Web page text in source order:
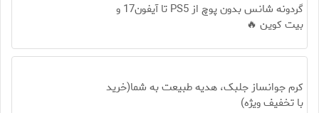
گردونه شانس بدون پوچ از PS5 تا آیفون17 و
بیت کوین 🔥
کرم جوانساز جلبک، هدیه طبیعت به شما(خرید
با تخفیف ویژه)